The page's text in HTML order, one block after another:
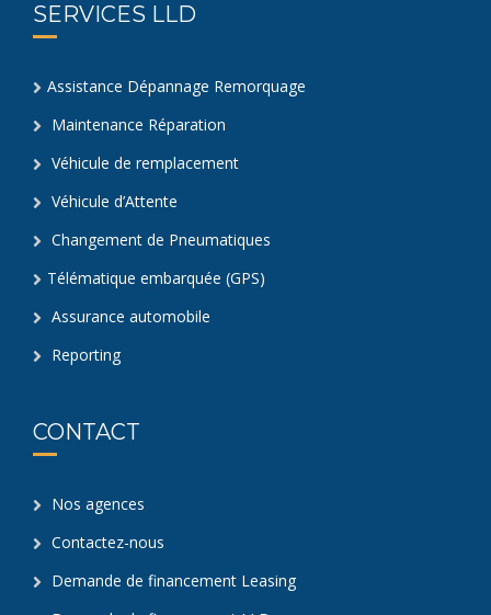
SERVICES LLD
Assistance Dépannage Remorquage
Maintenance Réparation
Véhicule de remplacement
Véhicule d’Attente
Changement de Pneumatiques
Télématique embarquée (GPS)
Assurance automobile
Reporting
CONTACT
Nos agences
Contactez-nous
Demande de financement Leasing